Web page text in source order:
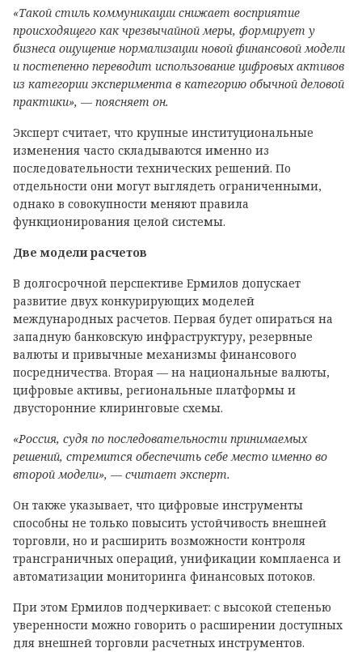
«Такой стиль коммуникации снижает восприятие
происходящего как чрезвычайной меры, формирует у
бизнеса ощущение нормализации новой финансовой модели
и постепенно переводит использование цифровых активов
из категории эксперимента в категорию обычной деловой
практики», — поясняет он.
Эксперт считает, что крупные институциональные
изменения часто складываются именно из
последовательности технических решений. По
отдельности они могут выглядеть ограниченными,
однако в совокупности меняют правила
функционирования целой системы.
Две модели расчетов
В долгосрочной перспективе Ермилов допускает
развитие двух конкурирующих моделей
международных расчетов. Первая будет опираться на
западную банковскую инфраструктуру, резервные
валюты и привычные механизмы финансового
посредничества. Вторая — на национальные валюты,
цифровые активы, региональные платформы и
двусторонние клиринговые схемы.
«Россия, судя по последовательности принимаемых
решений, стремится обеспечить себе место именно во
второй модели», — считает эксперт.
Он также указывает, что цифровые инструменты
способны не только повысить устойчивость внешней
торговли, но и расширить возможности контроля
трансграничных операций, унификации комплаенса и
автоматизации мониторинга финансовых потоков.
При этом Ермилов подчеркивает: с высокой степенью
уверенности можно говорить о расширении доступных
для внешней торговли расчетных инструментов.